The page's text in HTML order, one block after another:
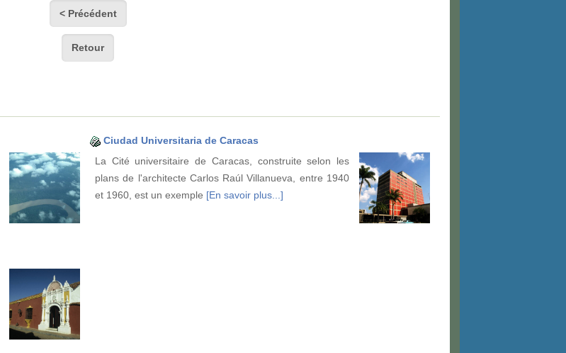
< Précédent
Retour
Ciudad Universitaria de Caracas
La Cité universitaire de Caracas, construite selon les
plans de l'architecte Carlos Raúl Villanueva, entre 1940
et 1960, est un exemple [En savoir plus...]